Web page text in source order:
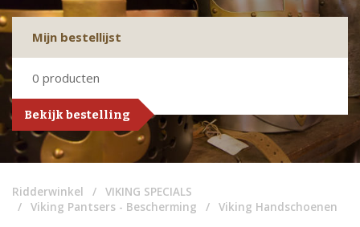
Mijn bestellijst
0 producten
Bekijk bestelling
Ridderwinkel
VIKING SPECIALS
Viking Pantsers - Bescherming
Viking Handschoenen